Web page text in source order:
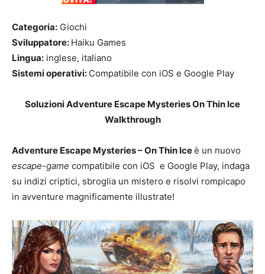
Categoria: Giochi
Sviluppatore: Haiku Games
Lingua: inglese, italiano
Sistemi operativi: Compatibile con iOS e Google Play
Soluzioni Adventure Escape Mysteries On Thin Ice
Walkthrough
Adventure Escape Mysteries – On Thin Iceè un nuovo
escape-game compatibile con iOS e Google Play, indaga
su indizi criptici, sbroglia un mistero e risolvi rompicapo
in avventure magnificamente illustrate!